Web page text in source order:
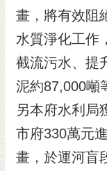
桐
花
祭
網
站
導
覽
訂
閱
畫，將有效阻
水質淨化工作
截流污水、提
泥約87,000噸
另本府水利局
市府330萬元
畫，於運河盲